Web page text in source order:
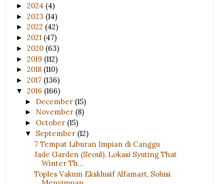
►2024 (4)
►2023 (14)
►2022 (42)
►2021 (47)
►2020 (63)
►2019 (112)
►2018 (110)
►2017 (136)
▼2016 (166)
► December (15)
► November (8)
► October (15)
▼ September (12)
7 Tempat Liburan Impian di Canggu
Jade Garden (Seoul), Lokasi Syuting That
Winter Th...
Toples Vakum Eksklusif Alfamart, Solusi